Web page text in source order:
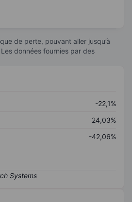
de perte, pouvant aller jusqu’à
données fournies par des
-22,1%
24,03%
-42,06%